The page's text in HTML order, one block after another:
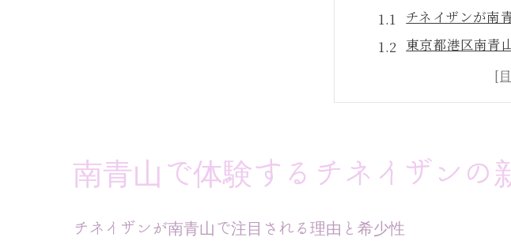
チネイザンが南
東京都港区南青
南青山で体験で
女性に人気のチ
副交感神経と内臓を
チネイザンが副
南青山で体験するチネイザンの
チネイザンが南青山で注目される理由と希少性